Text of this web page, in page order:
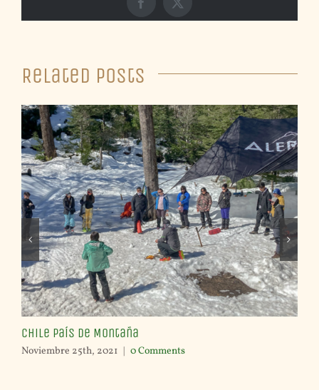
Facebook
X
Related Posts
Chile país de Montaña
Noviembre 25th, 2021 | 0 Comments